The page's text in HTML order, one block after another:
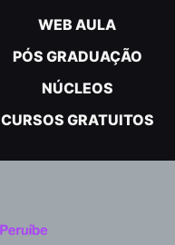
WEB AULA
PÓS GRADUAÇÃO
NÚCLEOS
CURSOS GRATUITOS